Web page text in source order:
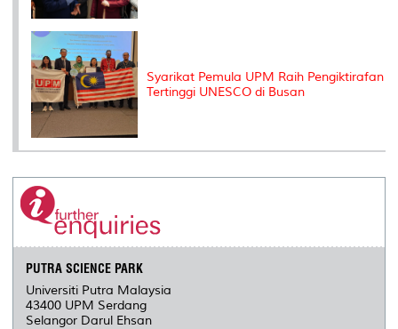
Syarikat Pemula UPM Raih Pengiktirafan
Tertinggi UNESCO di Busan
PUTRA SCIENCE PARK
Universiti Putra Malaysia
43400 UPM Serdang
Selangor Darul Ehsan